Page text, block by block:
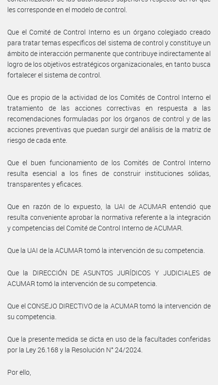
les corresponde en el modelo de control.
Que el Comité de Control Interno es un órgano colegiado creado
para tratar temas específicos del sistema de control y constituye un
ámbito de interacción permanente que contribuye indirectamente al
logro de los objetivos estratégicos organizacionales, en tanto busca
fortalecer el sistema de control.
Que es propio de la actividad de los Comités de Control Interno el
tratamiento de las acciones correctivas en respuesta a las
recomendaciones formuladas por los órganos de control y de las
acciones preventivas que puedan surgir del análisis de la matriz de
riesgo de cada ente.
Que el buen funcionamiento de los Comités de Control Interno
resulta esencial a los fines de construir instituciones sólidas,
transparentes y eficaces.
Que en razón de lo expuesto, la UAI de ACUMAR entendió que
resulta conveniente aprobar la normativa referente a la integración
y competencias del Comité de Control Interno de ACUMAR.
Que la UAI de la ACUMAR tomó la intervención de su competencia.
Que la DIRECCIÓN DE ASUNTOS JURÍDICOS Y JUDICIALES de
ACUMAR tomó la intervención de su competencia.
Que el CONSEJO DIRECTIVO de la ACUMAR tomó la intervención de
su competencia.
Que la presente medida se dicta en uso de la facultades conferidas
por la Ley 26.168 y la Resolución N° 24/2024.
Por ello,